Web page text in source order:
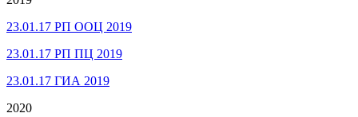
23.01.17 РП ООЦ 2019
23.01.17 РП ПЦ 2019
23.01.17 ГИА 2019
2020